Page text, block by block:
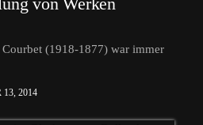
(1918-1877) war immer
13, 2014